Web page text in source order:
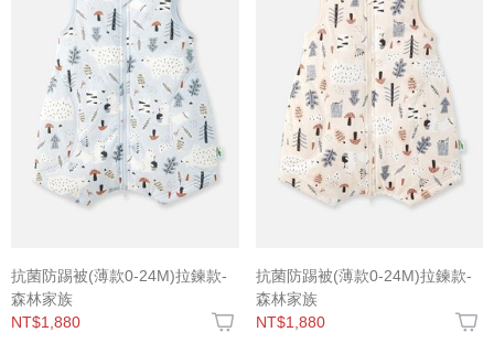
抗菌防踢被(薄款0-24M)拉鍊款-
森林家族
NT$1,880
抗菌防踢被(薄款0-24M)拉鍊款-
森林家族
NT$1,880